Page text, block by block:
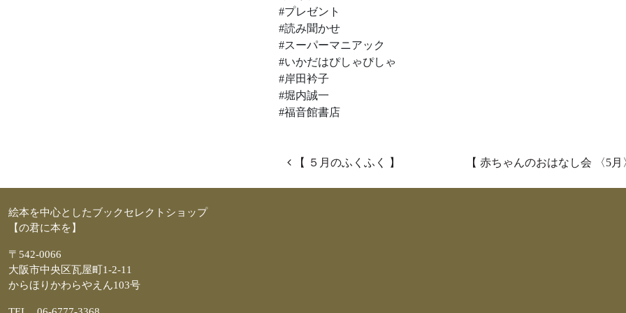
#プレゼント
#読み聞かせ
#スーパーマニアック
#いかだはぴしゃぴしゃ
#岸田衿子
#堀内誠一
#福音館書店
投稿ナビゲーション
【 ５月のふくふく 】 【 赤ちゃんのおはなし会 〈5
絵本を中心としたブックセレクトショップ
【の君に本を】
〒542-0066
大阪市中央区瓦屋町1-2-11
からほりかわらやえん103号